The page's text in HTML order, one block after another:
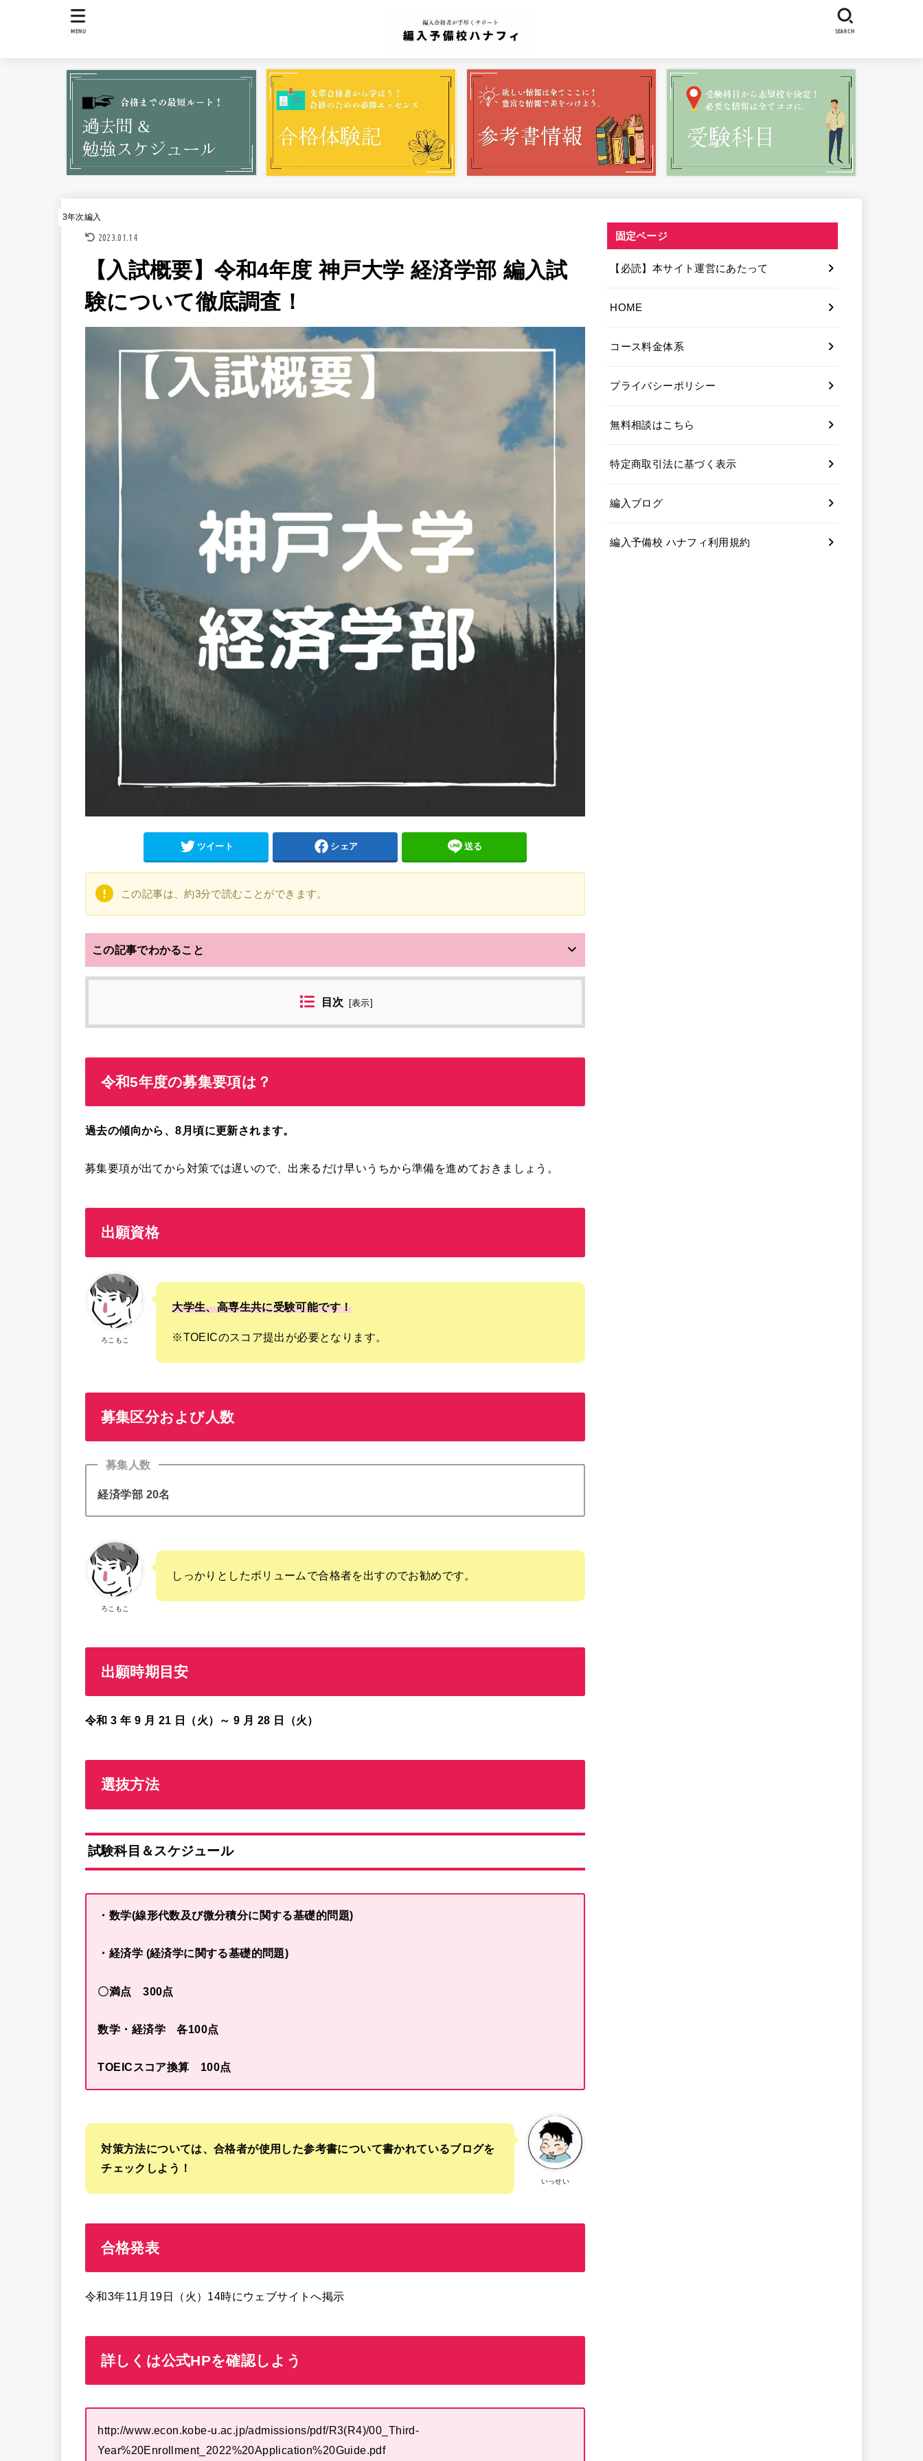
SEARCH
MENU
3年次編入
2023.01.14
【入試概要】令和4年度 神戸大学 経済学部 編入試
験について徹底調査！
ツイート シェア 送る
この記事は、約3分で読むことができます。
この記事でわかること
目次 [表示]
令和5年度の募集要項は？
過去の傾向から、8月頃に更新されます。
募集要項が出てから対策では遅いので、出来るだけ早いうちから準備を進めておきましょう。
出願資格
ろこもこ
大学生、高専生共に受験可能です！
※TOEICのスコア提出が必要となります。
募集区分および人数
募集人数
経済学部 20名
ろこもこ
しっかりとしたボリュームで合格者を出すのでお勧めです。
出願時期目安
令和 3 年 9 月 21 日（火）～ 9 月 28 日（火）
選抜方法
試験科目＆スケジュール
・数学(線形代数及び微分積分に関する基礎的問題)
・経済学 (経済学に関する基礎的問題)
〇満点 300点
数学・経済学 各100点
TOEICスコア換算 100点
いっせい
対策方法については、合格者が使用した参考書について書かれているブログを
チェックしよう！
合格発表
令和3年11月19日（火）14時にウェブサイトへ掲示
詳しくは公式HPを確認しよう
http://www.econ.kobe-u.ac.jp/admissions/pdf/R3(R4)/00_Third-
Year%20Enrollment_2022%20Application%20Guide.pdf
固定ページ
【必読】本サイト運営にあたって
HOME
コース料金体系
プライバシーポリシー
無料相談はこちら
特定商取引法に基づく表示
編入ブログ
編入予備校 ハナフィ利用規約